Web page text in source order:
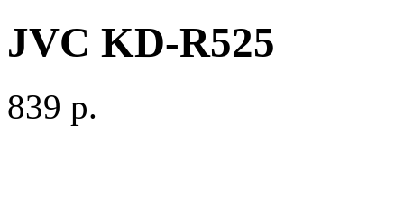
JVC KD-R525
839 p.